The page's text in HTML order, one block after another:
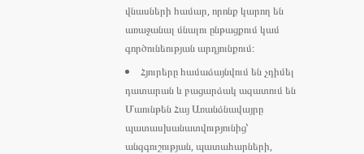
վնասների համար, որոնք կարող են
առաջանալ մնալու ընթացքում կամ
գործունեության արդյունքում։
Հյուրերը համաձայնվում են չդիմել
դատարան և բացարձակ ազատում են
Մաունթեն Հայ Առանձնավայրը
պատասխանատվությունից՝
անզգուշության, պատահարների,